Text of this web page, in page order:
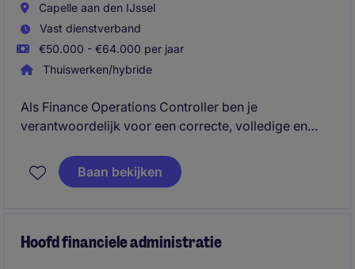
Capelle aan den IJssel
Vast dienstverband
€50.000 - €64.000 per jaar
Thuiswerken/hybride
Als Finance Operations Controller ben je
verantwoordelijk voor een correcte, volledige en
kwaliteit van operationele financiële processen. Je
zorgt ervoor dat afsluitingen, aansluitingen, controles
Baan bekijken
Hoofd financiele administratie